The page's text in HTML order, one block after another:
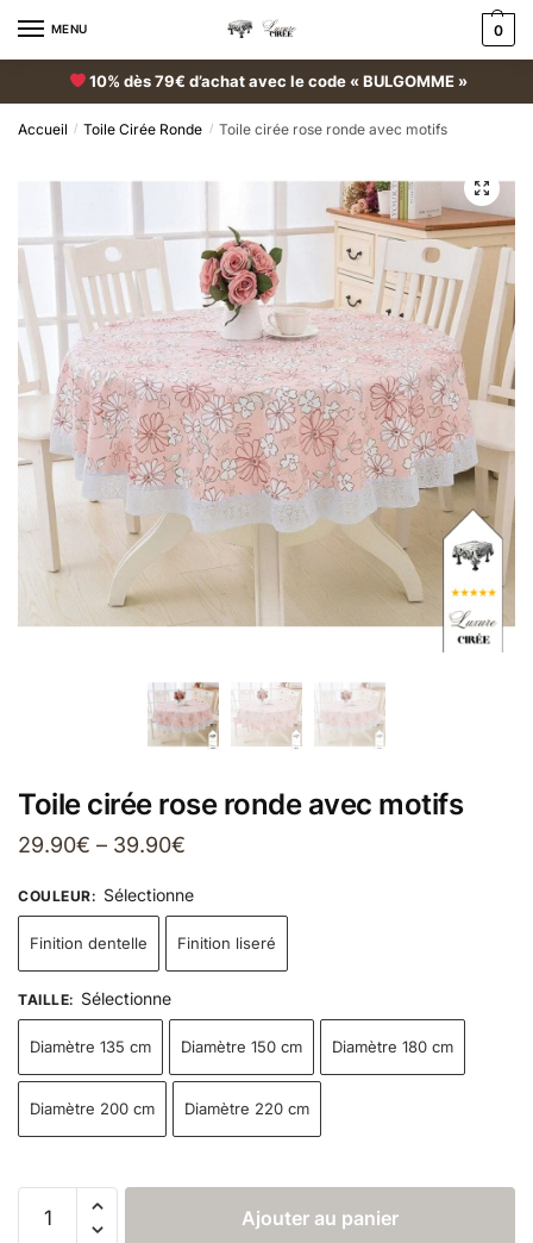
MENU 0
10% dès 79€ d’achat avec le code « BULGOMME »
Accueil / Toile Cirée Ronde / Toile cirée rose ronde avec motifs
Toile cirée rose ronde avec motifs
29.90€ – 39.90€
COULEUR: Sélectionne
Finition dentelle Finition liseré
TAILLE: Sélectionne
Diamètre 135 cm Diamètre 150 cm Diamètre 180 cm
Diamètre 200 cm Diamètre 220 cm
Ajouter au panier